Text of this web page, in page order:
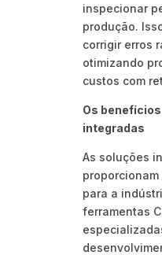
inspecionar
produção.
corrigir erros
otimizando
custos com
Os
integradas
As soluções
para a
ferramentas